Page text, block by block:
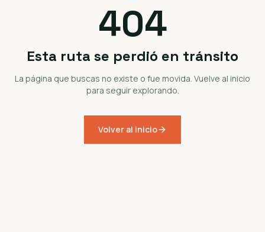
404
Esta ruta se perdió en tránsito
La página que buscas no existe o fue movida. Vuelve al inicio
para seguir explorando.
Volver al inicio